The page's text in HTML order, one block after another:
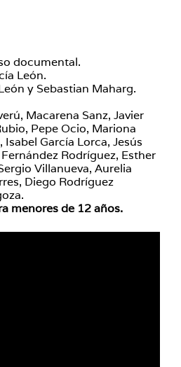
documental.
León.
y Sebastian Maharg.
Macarena Sanz, Javier
Pepe Ocio, Mariona
Isabel García Lorca, Jesús
Rodríguez, Esther
Villanueva, Aurelia
Diego Rodríguez
menores de 12 años.